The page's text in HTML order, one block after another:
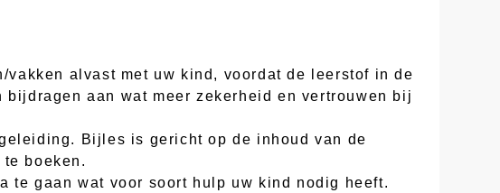
alvast met uw kind, voordat de leerstof in de
aan wat meer zekerheid en vertrouwen bij
Bijles is gericht op de inhoud van de
boeken.
te gaan wat voor soort hulp uw kind nodig heeft.